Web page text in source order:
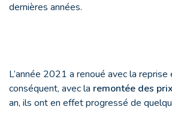
dernières années.
L’année 2021 a renoué avec la
conséquent, avec la remontée des
an, ils ont en effet progressé de